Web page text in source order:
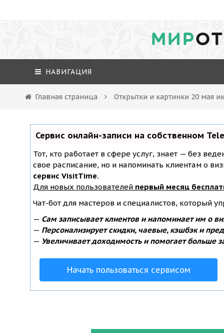
МИР
НАВИГАЦИЯ
Главная страница Открытки и картинки 20 мая
Сервис онлайн-записи на собственном
Тот, кто работает в сфере услуг, знает — без
свое расписание, но и напоминать клиентам о
сервис VisitTime.
Для новых пользователей первый месяц
Чат-бот для мастеров и специалистов, который
— Сам записывает клиентов и напоминает им о
— Персонализирует скидки, чаевые, кэшбэк и
— Увеличивает доходимость и помогает больше
Начать пользоваться сервисом